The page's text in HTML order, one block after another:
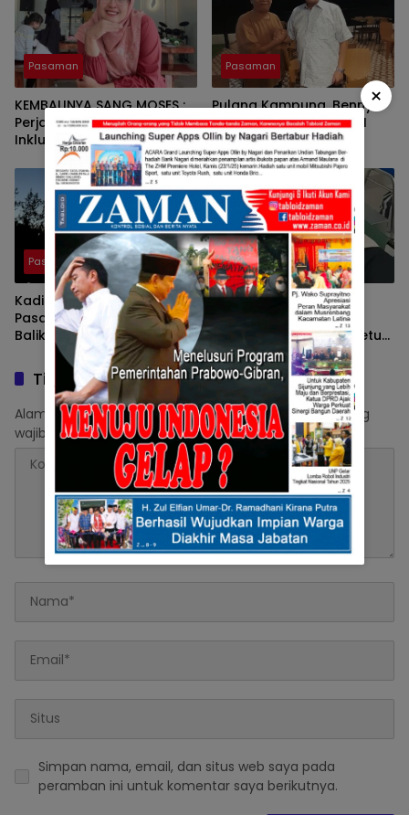
Pasaman
KEMBALINYA SANG MOSES ;
Perjalanan Pendidikan
Inklusif SD Negeri 05 Pauh,
Lubuk Sikaping, Pasaman.
Oleh : Rahmawati Ismar SS
( Guru SDN Pauh , Lubuk
Sikaping, Pasaman.)
Pasaman
Pulang Kampung, Benny
Utama, Anggota DPR RI
Komisi III Sampaikan
Pemahaman Anotasi Pada
Wartawan Di Pasaman
Pasaman
Kadis Parporabud
Pasaman Bakal Laporkan
Balik Af Cs Yang Telah
Menyebarkan Fitnah Dan
Melaporkannya
Pasaman
Tunjukkan Kepedulian
Terhadap Masyarakat
Yang Membutuhkan, Ketua
DPRD Pasaman Nelfri
Asfandi Donorkan
Tinggalkan Balasan
Alamat email Anda tidak akan dipublikasikan. Ruas yang
wajib ditandai*
Simpan nama, email, dan situs web saya pada
peramban ini untuk komentar saya berikutnya.
×